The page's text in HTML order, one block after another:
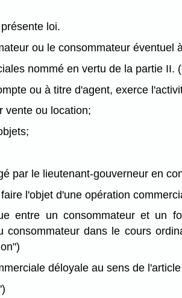
loi.
ou le consommateur
nommé en vertu de la partie II.
ou à titre d'agent, exerce
vente ou location;
par le lieutenant-gouverneur en
l'objet d'une opération
entre un consommateur et un
dans le cours
déloyale au sens de